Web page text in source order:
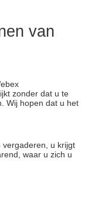
van
zonder dat u te
Wij hopen dat u het
vergaderen, u krijgt
waar u zich u